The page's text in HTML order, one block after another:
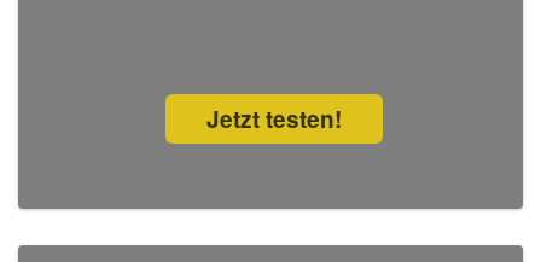
Jetzt testen!